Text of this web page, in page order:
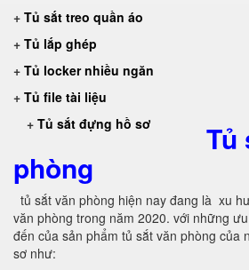
+ Tủ sắt treo quần áo
+ Tủ lắp ghép
+ Tủ locker nhiều ngăn
+ Tủ file tài liệu
+ Tủ sắt đựng hồ sơ Tủ
phòng
tủ sắt văn phòng hiện nay đang là xu
văn phòng trong năm 2020. với những
đến của sản phẩm tủ sắt văn phòng của
sơ như: